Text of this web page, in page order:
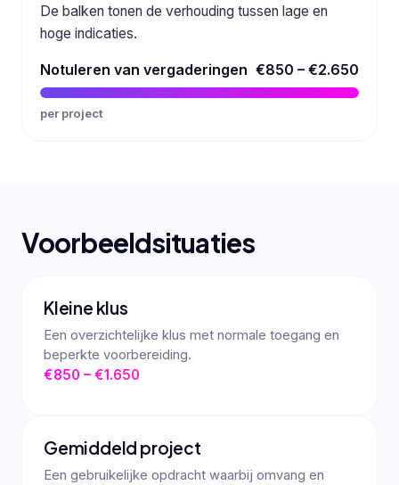
De balken tonen de verhouding tussen lage en
hoge indicaties.
Notuleren van vergaderingen €850 – €2.650
per project
Voorbeeldsituaties
Kleine klus
Een overzichtelijke klus met normale toegang en
beperkte voorbereiding.
€850 – €1.650
Gemiddeld project
Een gebruikelijke opdracht waarbij omvang en